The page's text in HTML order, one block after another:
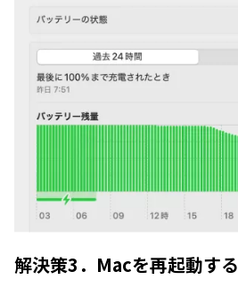
解決策3．Macを再起動する